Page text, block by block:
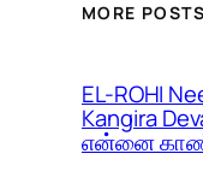
MORE POSTS
EL-ROHI
Kangira
என்னை